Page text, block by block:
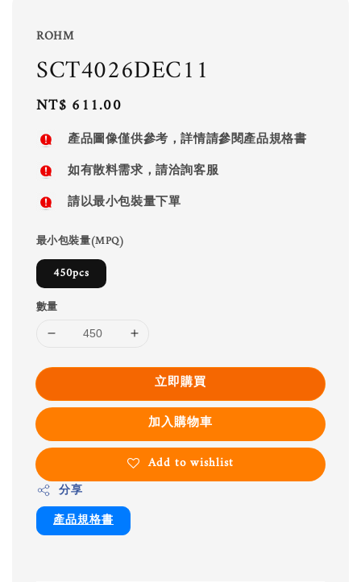
ROHM
SCT4026DEC11
Regular
price
NT$ 611.00
產品圖像僅供參考，詳情請參閱產品規格書
如有散料需求，請洽詢客服
請以最小包裝量下單
最小包裝量(MPQ)
450pcs
數量
立即購買
加入購物車
Add to wishlist
分享
產品規格書